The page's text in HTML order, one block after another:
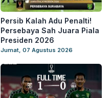
Persib Kalah Adu Penalti!
Persebaya Sah Juara Piala
Presiden 2026
Jumat, 07 Agustus 2026